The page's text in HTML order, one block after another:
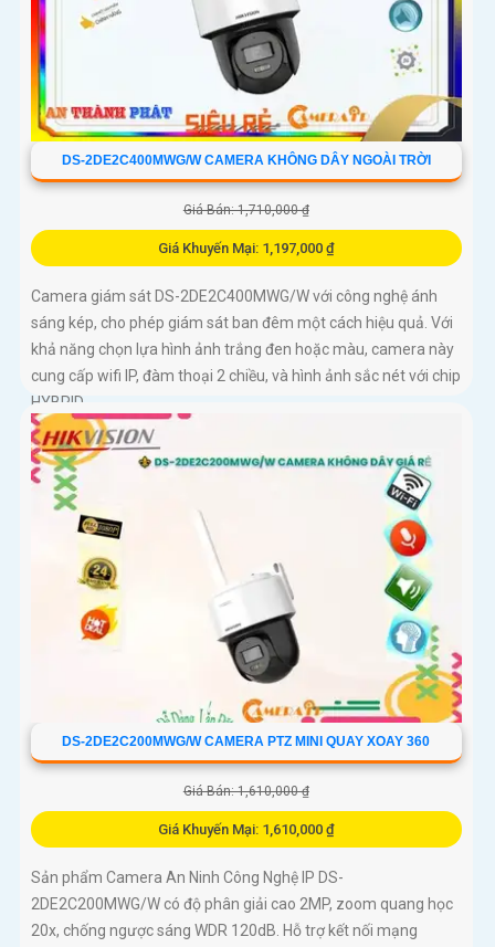
DS-2DE2C400MWG/W CAMERA KHÔNG DÂY NGOÀI TRỜI
Giá Bán: 1,710,000 ₫
Giá Khuyến Mại: 1,197,000 ₫
Camera giám sát DS-2DE2C400MWG/W với công nghệ ánh
sáng kép, cho phép giám sát ban đêm một cách hiệu quả. Với
khả năng chọn lựa hình ảnh trắng đen hoặc màu, camera này
cung cấp wifi IP, đàm thoại 2 chiều, và hình ảnh sắc nét với chip
HYBRID
DS-2DE2C200MWG/W CAMERA PTZ MINI QUAY XOAY 360
Giá Bán: 1,610,000 ₫
Giá Khuyến Mại: 1,610,000 ₫
Sản phẩm Camera An Ninh Công Nghệ IP DS-
2DE2C200MWG/W có độ phân giải cao 2MP, zoom quang học
20x, chống ngược sáng WDR 120dB. Hỗ trợ kết nối mạng